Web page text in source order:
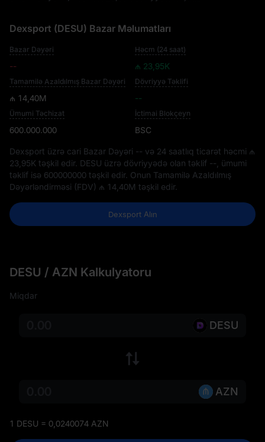
Dexsport (DESU) Bazar Məlumatları
Bazar Dəyəri
--
Həcm (24 saat)
₼ 23,95K
Tamamilə Azaldılmış Bazar Dəyəri
₼ 14,40M
Dövriyyə Təklifi
--
Ümumi Təchizat
600.000.000
İctimai Blokçeyn
BSC
Dexsport üzrə cari Bazar Dəyəri -- və 24 saatlıq ticarət həcmi ₼
23,95K təşkil edir. DESU üzrə dövriyyədə olan təklif -- , ümumi
təklif isə 600000000 təşkil edir. Onun Tamamilə Azaldılmış
Dəyərləndirməsi (FDV) ₼ 14,40M təşkil edir.
Dexsport Alın
DESU / AZN Kalkulyatoru
Miqdar
DESU
AZN
1 DESU = 0,0240074 AZN